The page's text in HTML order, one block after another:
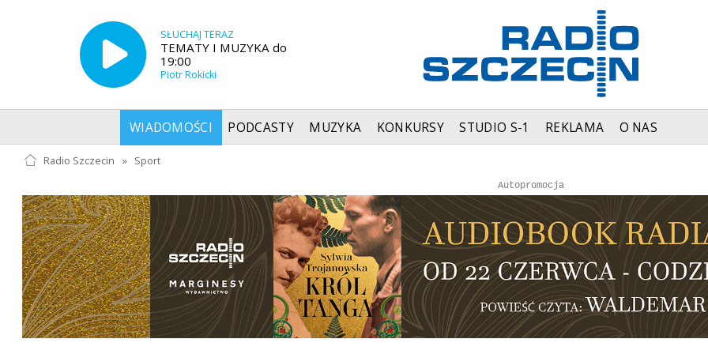
SŁUCHAJ TERAZ
TEMATY I MUZYKA do
19:00
Piotr Rokicki
WIADOMOŚCI PODCASTY MUZYKA KONKURSY STUDIO S-1 REKLAMA O NAS
Radio Szczecin » Sport
Autopromocja
Reklama
Autopromocja